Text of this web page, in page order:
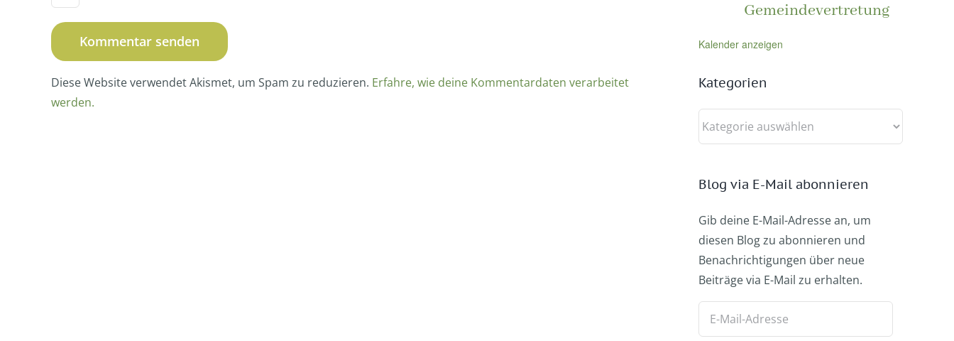
Diese Website verwendet Akismet, um Spam zu reduzieren. Erfahre, wie deine Kommentardaten verarbeitet
werden.
Gemeindevertretung
Kalender anzeigen
Kategorien
Kategorien
Blog via E-Mail abonnieren
Gib deine E-Mail-Adresse an, um
diesen Blog zu abonnieren und
Benachrichtigungen über neue
Beiträge via E-Mail zu erhalten.